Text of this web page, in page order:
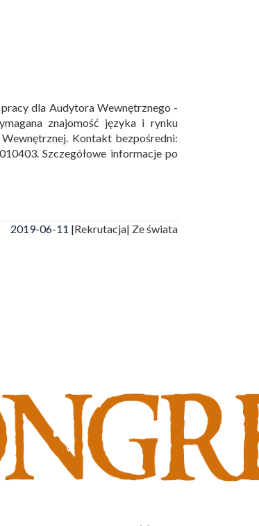
dla Audytora Wewnętrznego -
znajomość języka i rynku
Kontakt bezpośredni:
Szczegółowe informacje po
2019-06-11 |Rekrutacja| Ze świata